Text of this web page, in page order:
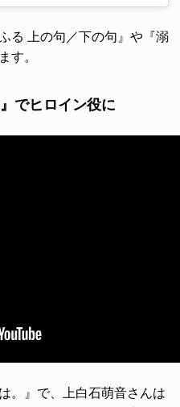
る 上の句／下の句』や『溺
す。
でヒロイン役に
。』で、上白石萌音さんは